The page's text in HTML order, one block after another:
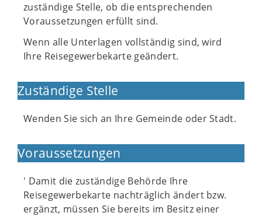
zuständige Stelle, ob die entsprechenden
Voraussetzungen erfüllt sind.
Wenn alle Unterlagen vollständig sind, wird
Ihre Reisegewerbekarte geändert.
Zuständige Stelle
Wenden Sie sich an Ihre Gemeinde oder Stadt.
Voraussetzungen
' Damit die zuständige Behörde Ihre
Reisegewerbekarte nachträglich ändert bzw.
ergänzt, müssen Sie bereits im Besitz einer